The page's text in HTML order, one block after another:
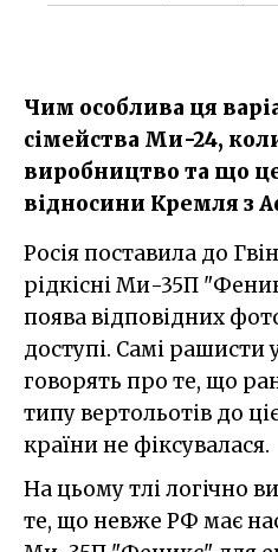
Чим особлива ця
сімейства Ми-24,
виробництво та що
відносини Кремля з
Росія поставила до Гвінеї як мінімум два
рідкісні Ми-35П
поява відповідних
доступі. Самі рашисти
говорять про те, що
типу вертольотів до
країни не фіксувалася.
На цьому тлі логічно
те, що невже РФ має